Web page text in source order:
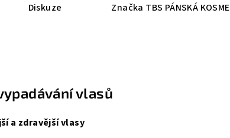
Diskuze Značka TBS PÁNSKÁ
vlasů
a zdravější vlasy